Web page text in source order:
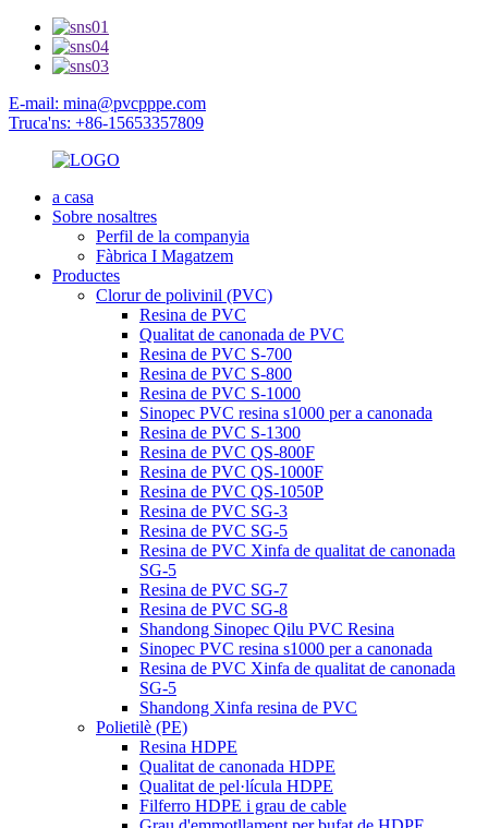
E-mail: mina@pvcpppe.com
Truca'ns: +86-15653357809
a casa
Sobre nosaltres
Perfil de la companyia
Fàbrica I Magatzem
Productes
Clorur de polivinil (PVC)
Resina de PVC
Qualitat de canonada de PVC
Resina de PVC S-700
Resina de PVC S-800
Resina de PVC S-1000
Sinopec PVC resina s1000 per a canonada
Resina de PVC S-1300
Resina de PVC QS-800F
Resina de PVC QS-1000F
Resina de PVC QS-1050P
Resina de PVC SG-3
Resina de PVC SG-5
Resina de PVC Xinfa de qualitat de canonada
SG-5
Resina de PVC SG-7
Resina de PVC SG-8
Shandong Sinopec Qilu PVC Resina
Sinopec PVC resina s1000 per a canonada
Resina de PVC Xinfa de qualitat de canonada
SG-5
Shandong Xinfa resina de PVC
Polietilè (PE)
Resina HDPE
Qualitat de canonada HDPE
Qualitat de pel·lícula HDPE
Filferro HDPE i grau de cable